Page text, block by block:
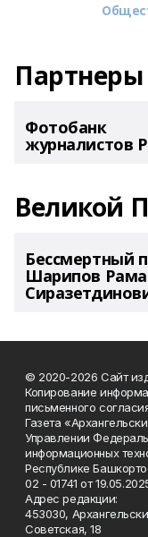
Партнеры
Фотобанк
журналистов
Великой
Бессмертный
Шарипов
© 2020-2026 Сайт
Копирование
письменного
Газета
Управлении
информационных
Республике
02 - 01741 от
Адрес редакции:
453030,
Советская, 18